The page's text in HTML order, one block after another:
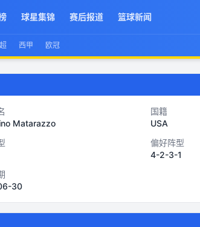
球星集锦 赛后报道 篮球新闻
西甲 欧冠
Matarazzo
国籍
USA
偏好阵型
4-2-3-1
30